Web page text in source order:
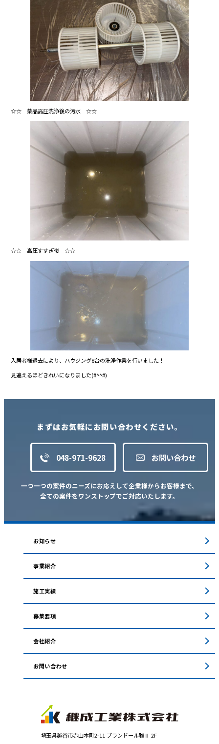
☆☆ 薬品高圧洗浄後の汚水 ☆☆
☆☆ 高圧すすぎ後 ☆☆
入居者様退去により、ハウジング8台の洗浄作業を行いました！
見違えるほどきれいになりました(#^^#)
まずはお気軽にお問い合わせください。
048-971-9628 お問い合わせ
一つ一つの案件のニーズにお応えして企業様からお客様まで、
全ての案件をワンストップでご対応いたします。
埼玉県越谷市赤山本町2-11 プランドール雅Ⅱ 2F
お知らせ
事業紹介
施工実績
募集要項
会社紹介
お問い合わせ